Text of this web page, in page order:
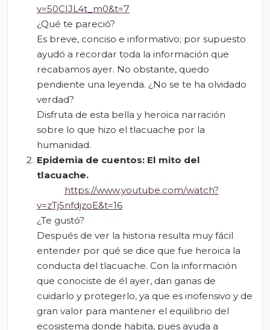
v=50CIJL4t_m0&t=7
¿Qué te pareció?
Es breve, conciso e informativo; por supuesto
ayudó a recordar toda la información que
recabamos ayer. No obstante, quedo
pendiente una leyenda. ¿No se te ha olvidado
verdad?
Disfruta de esta bella y heroica narración
sobre lo que hizo el tlacuache por la
humanidad.
Epidemia de cuentos: El mito del
tlacuache.
https://www.youtube.com/watch?
v=zTj5nfdjzoE&t=16
¿Te gustó?
Después de ver la historia resulta muy fácil
entender por qué se dice que fue heroica la
conducta del tlacuache. Con la información
que conociste de él ayer, dan ganas de
cuidarlo y protegerlo, ya que es inofensivo y de
gran valor para mantener el equilibrio del
ecosistema donde habita, pues ayuda a